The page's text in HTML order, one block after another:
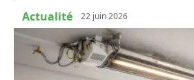
Actualité 22 juin 2026